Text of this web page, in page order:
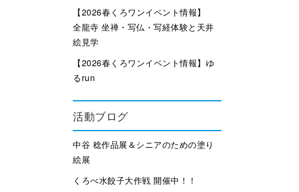
【2026春くろワンイベント情報】
全龍寺 坐禅・写仏・写経体験と天井
絵見学
【2026春くろワンイベント情報】ゆ
るrun
活動ブログ
中谷 稔作品展＆シニアのための塗り
絵展
くろべ水餃子大作戦 開催中！！